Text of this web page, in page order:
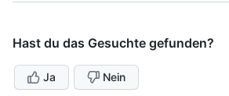
Hast du das Gesuchte gefunden?
Ja Nein